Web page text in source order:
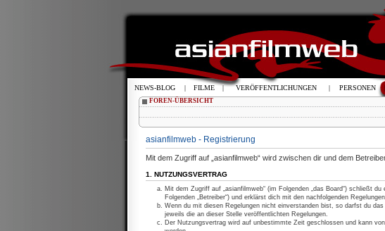
FOREN-ÜBERSICHT
asianfilmweb - Registrierung
Mit dem Zugriff auf „asianfilmweb“ wird zwischen dir und dem
1. NUTZUNGSVERTRAG
Mit dem Zugriff auf „asianfilmweb“ (im Folgenden „das Board“) schließt
Folgenden „Betreiber“) und erklärst dich mit den nachfolgenden
Wenn du mit diesen Regelungen nicht einverstanden bist, so darfst du
jeweils die an dieser Stelle veröffentlichten Regelungen.
Der Nutzungsvertrag wird auf unbestimmte Zeit geschlossen und kann
NEWS-BLOG | FILME | VERÖFFENTLICHUNGEN | PERSONEN |